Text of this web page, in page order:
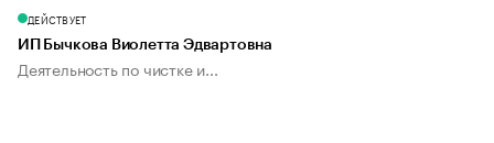
ДЕЙСТВУЕТ
ИП Бычкова Виолетта Эдвартовна
Деятельность по чистке и...